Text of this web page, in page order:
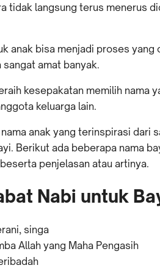
tidak langsung terus menerus
anak bisa menjadi proses
sangat amat banyak.
kesepakatan memilih nama
keluarga lain.
anak yang terinspirasi dari
Berikut ada beberapa nama
penjelasan atau artinya.
Nabi untuk
singa
Allah yang Maha Pengasih